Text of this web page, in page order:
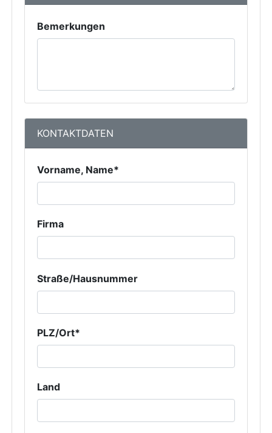
Bemerkungen
KONTAKTDATEN
Vorname, Name*
Firma
Straße/Hausnummer
PLZ/Ort*
Land